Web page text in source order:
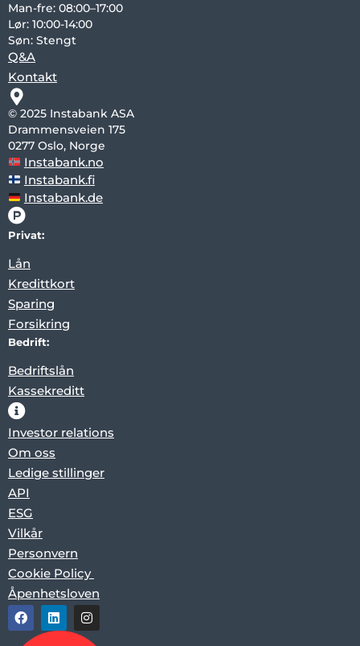
Man-fre: 08:00–17:00
Lør: 10:00-14:00
Søn: Stengt
Q&A
Kontakt
© 2025 Instabank ASA
Drammensveien 175
0277 Oslo, Norge
Instabank.no
Instabank.fi
Instabank.de
Privat:
Lån
Kredittkort
Sparing
Forsikring
Bedrift:
Bedriftslån
Kassekreditt
Investor relations
Om oss
Ledige stillinger
API
ESG
Vilkår
Personvern
Cookie Policy
Åpenhetsloven